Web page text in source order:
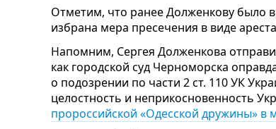
Отметим, что ранее Долженкову было
избрана мера пресечения в виде
Напомним, Сергея Долженкова
как городской суд Черноморска
о подозрении по части 2 ст. 110 УК
целостность и неприкосновенность
пророссийской «Одесской дружины» в